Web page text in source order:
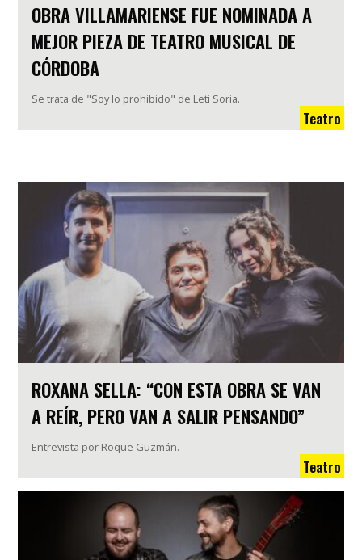
OBRA VILLAMARIENSE FUE NOMINADA A
MEJOR PIEZA DE TEATRO MUSICAL DE
CÓRDOBA
Se trata de "Soy lo prohibido" de Leti Soria.
Teatro
ROXANA SELLA: “CON ESTA OBRA SE VAN
A REÍR, PERO VAN A SALIR PENSANDO”
Entrevista por Roque Guzmán.
Teatro